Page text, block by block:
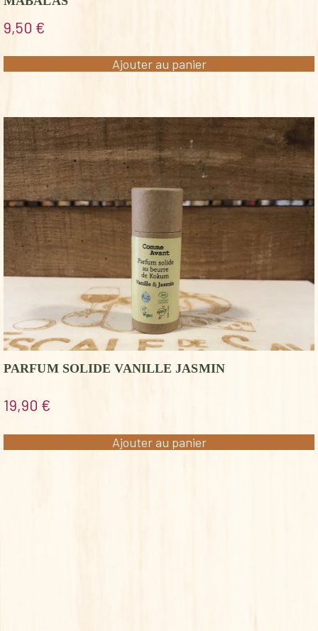
9,50 €
Ajouter au panier
PARFUM SOLIDE VANILLE JASMIN
19,90 €
Ajouter au panier